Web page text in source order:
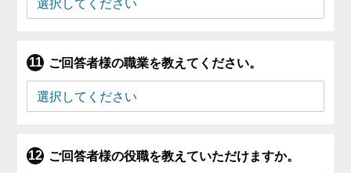
ご回答者様の職業を教えてください。
ご回答者様の役職を教えていただけますか。